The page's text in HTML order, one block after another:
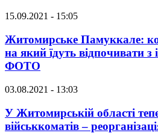
15.09.2021 - 15:05
Житомирське Памуккале:
на який їдуть відпочивати з
ФОТО
03.08.2021 - 13:03
У Житомирській області
військкоматів –